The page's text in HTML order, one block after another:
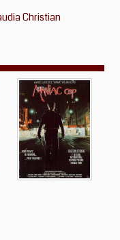
Christian